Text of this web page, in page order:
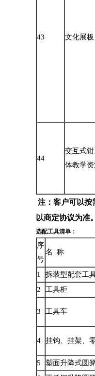
43 文化展板
44
交互式
体教学
注：客户可以按
以商定协议为准。
选配工具清单：
序
号
名 称
1 拆装型配套工
2
工具柜
3 工具车
4 挂钩、挂架、
5 塑面升降式圆